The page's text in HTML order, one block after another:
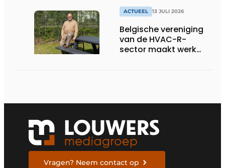
ACTUEEL 13 JULI 2026
Belgische vereniging
van de HVAC-R-
sector maakt werk
Vragen? Neem contact op